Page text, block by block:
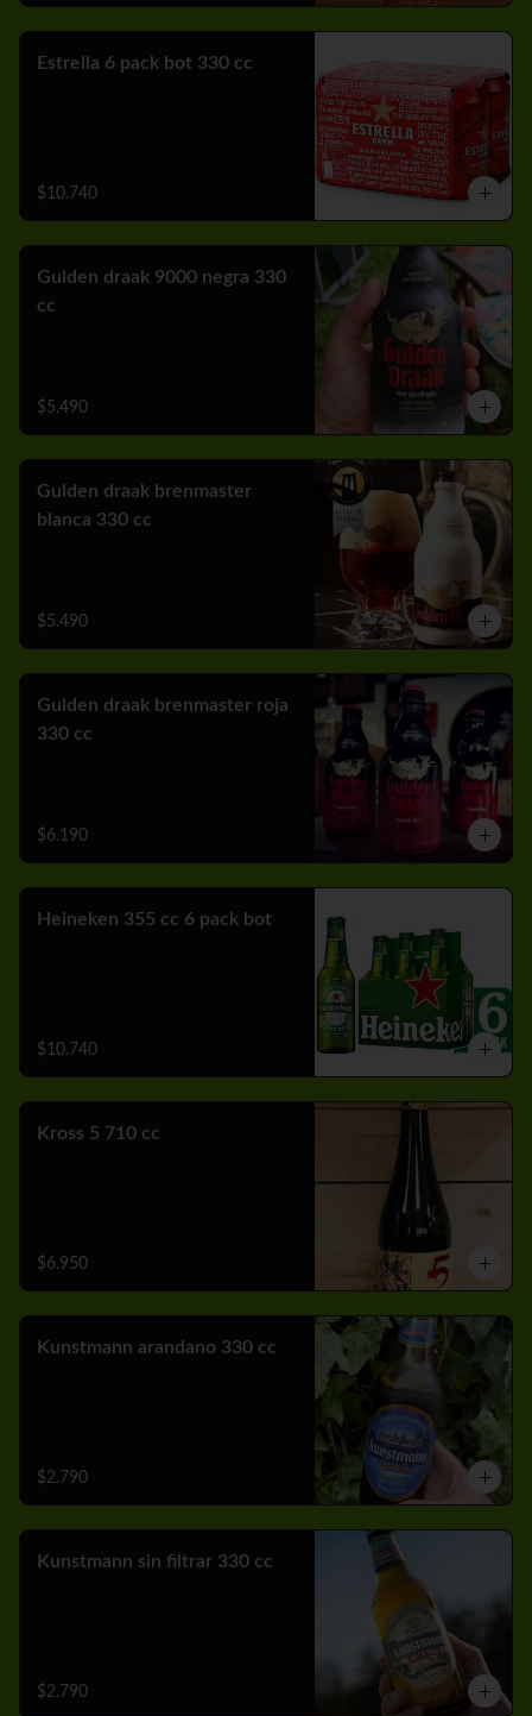
Estrella 6 pack bot 330 cc
$10.740
Gulden draak 9000 negra 330
cc
$5.490
Gulden draak brenmaster
blanca 330 cc
$5.490
Gulden draak brenmaster roja
330 cc
$6.190
Heineken 355 cc 6 pack bot
$10.740
Kross 5 710 cc
$6.950
Kunstmann arandano 330 cc
$2.790
Kunstmann sin filtrar 330 cc
$2.790